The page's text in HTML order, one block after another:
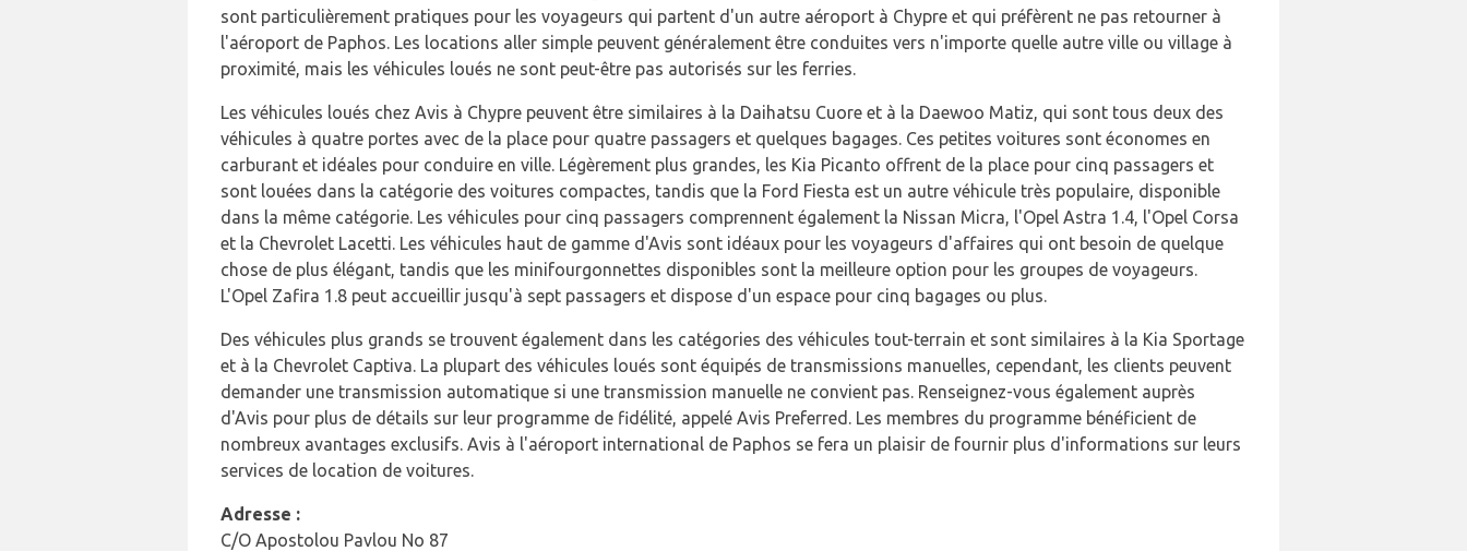
sont particulièrement pratiques pour les voyageurs qui partent d'un autre aéroport à Chypre et qui préfèrent ne pas retourner à
l'aéroport de Paphos. Les locations aller simple peuvent généralement être conduites vers n'importe quelle autre ville ou village à
proximité, mais les véhicules loués ne sont peut-être pas autorisés sur les ferries.
Les véhicules loués chez Avis à Chypre peuvent être similaires à la Daihatsu Cuore et à la Daewoo Matiz, qui sont tous deux des
véhicules à quatre portes avec de la place pour quatre passagers et quelques bagages. Ces petites voitures sont économes en
carburant et idéales pour conduire en ville. Légèrement plus grandes, les Kia Picanto offrent de la place pour cinq passagers et
sont louées dans la catégorie des voitures compactes, tandis que la Ford Fiesta est un autre véhicule très populaire, disponible
dans la même catégorie. Les véhicules pour cinq passagers comprennent également la Nissan Micra, l'Opel Astra 1.4, l'Opel Corsa
et la Chevrolet Lacetti. Les véhicules haut de gamme d'Avis sont idéaux pour les voyageurs d'affaires qui ont besoin de quelque
chose de plus élégant, tandis que les minifourgonnettes disponibles sont la meilleure option pour les groupes de voyageurs.
L'Opel Zafira 1.8 peut accueillir jusqu'à sept passagers et dispose d'un espace pour cinq bagages ou plus.
Des véhicules plus grands se trouvent également dans les catégories des véhicules tout-terrain et sont similaires à la Kia Sportage
et à la Chevrolet Captiva. La plupart des véhicules loués sont équipés de transmissions manuelles, cependant, les clients peuvent
demander une transmission automatique si une transmission manuelle ne convient pas. Renseignez-vous également auprès
d'Avis pour plus de détails sur leur programme de fidélité, appelé Avis Preferred. Les membres du programme bénéficient de
nombreux avantages exclusifs. Avis à l'aéroport international de Paphos se fera un plaisir de fournir plus d'informations sur leurs
services de location de voitures.
Adresse :
C/O Apostolou Pavlou No 87